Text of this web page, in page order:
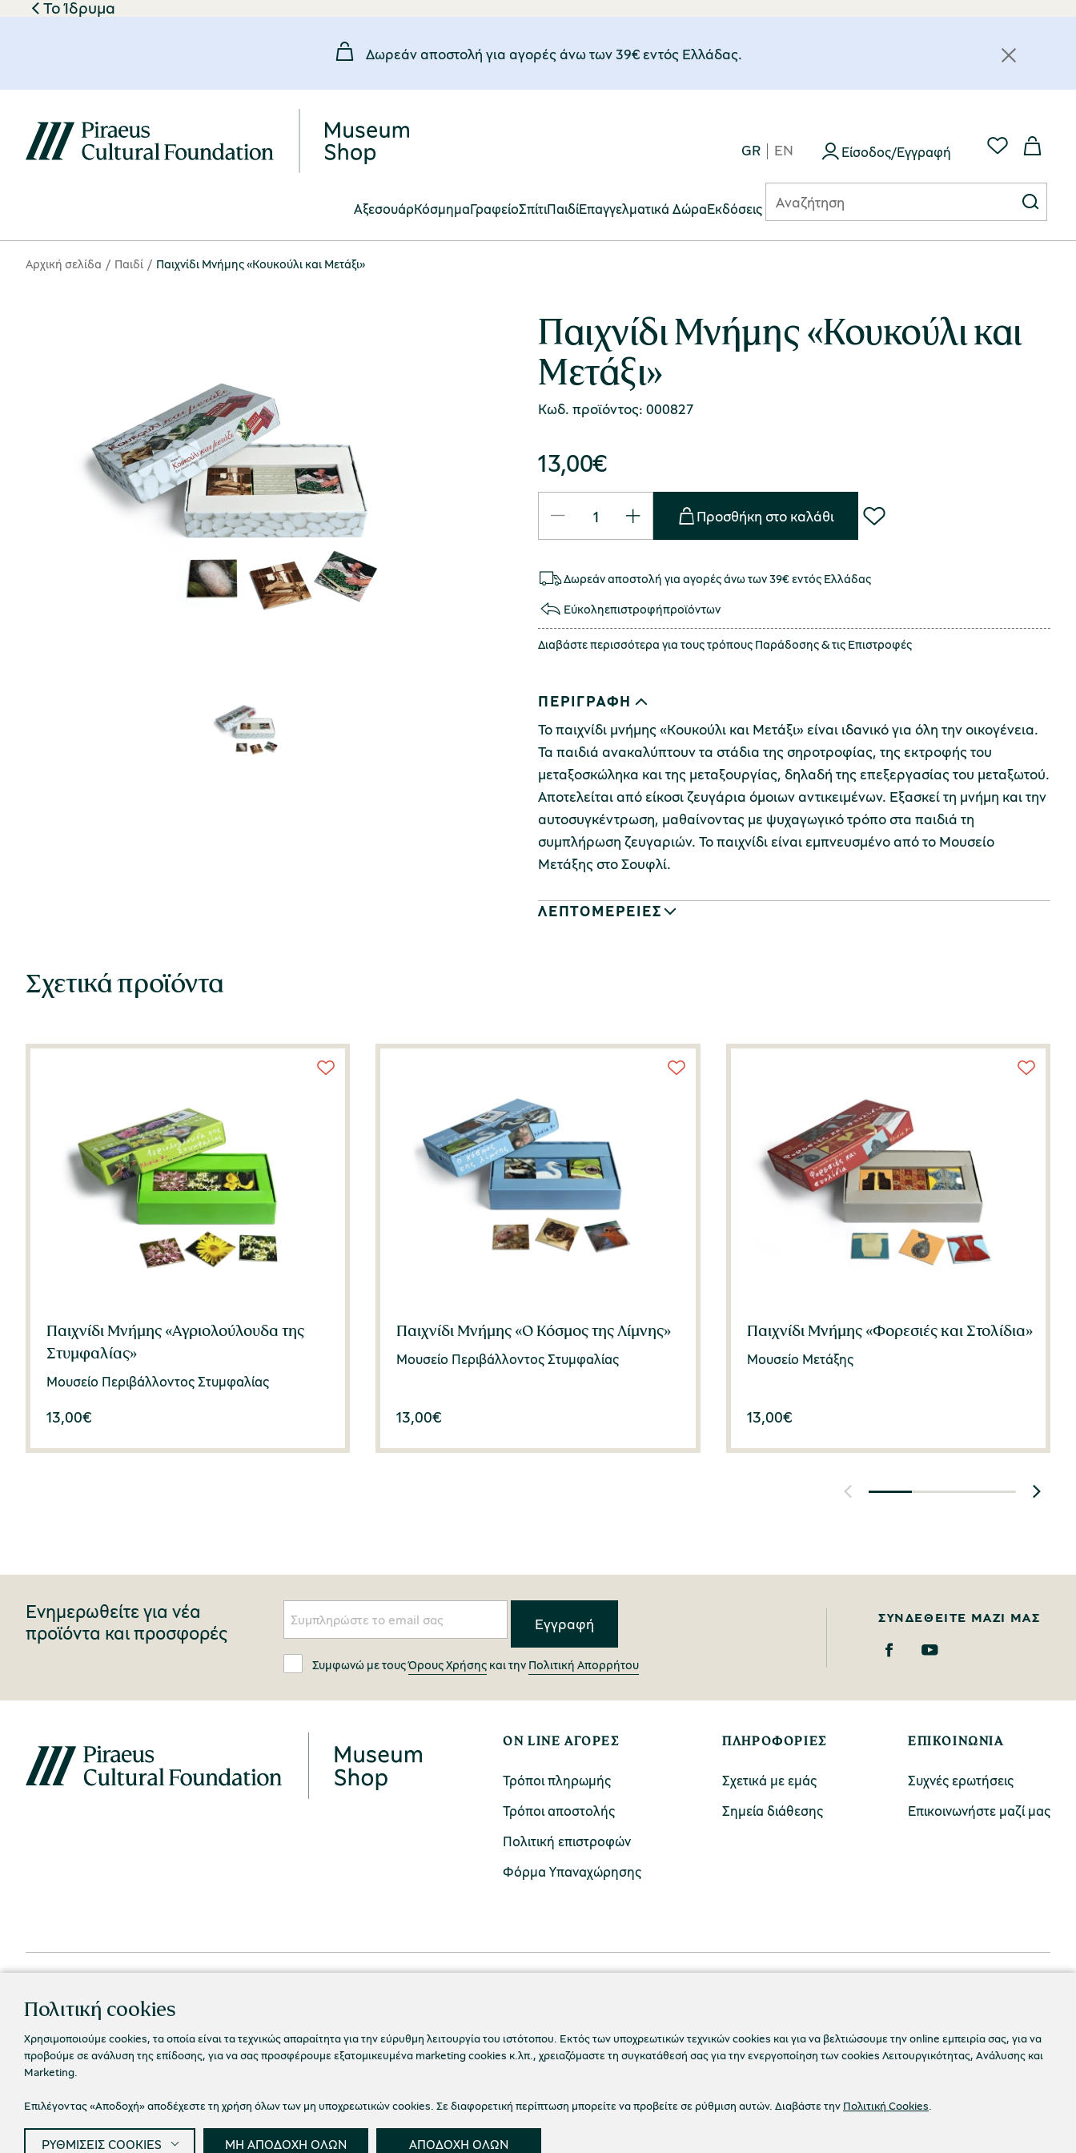
Το Ίδρυμα
Δωρεάν αποστολή για αγορές άνω των 39€ εντός Eλλάδας.
ΑξεσουάρΚόσμημαΓραφείοΣπίτιΠαιδίΕπαγγελματικά ΔώραEκδόσεις
GR EN Είσοδος/Εγγραφή
Αρχική σελίδα Παιδί Παιχνίδι Μνήμης «Κουκούλι και Μετάξι»
Παιχνίδι Μνήμης «Κουκούλι και
Μετάξι»
Κωδ. προϊόντος: 000827
13,00€
Προσθήκη στο καλάθι
Δωρεάν αποστολή για αγορές άνω των 39€ εντός Ελλάδας
Εύκοληεπιστροφήπροϊόντων
Διαβάστε περισσότερα για τους τρόπους Παράδοσης& τις Επιστροφές
ΠΕΡΙΓΡΑΦΗ
Το παιχνίδι μνήμης «Κουκούλι και Μετάξι» είναι ιδανικό για όλη την οικογένεια.
Τα παιδιά ανακαλύπτουν τα στάδια της σηροτροφίας, της εκτροφής του
μεταξοσκώληκα και της μεταξουργίας, δηλαδή της επεξεργασίας του μεταξωτού.
Αποτελείται από είκοσι ζευγάρια όμοιων αντικειμένων. Εξασκεί τη μνήμη και την
αυτοσυγκέντρωση, μαθαίνοντας με ψυχαγωγικό τρόπο στα παιδιά τη
συμπλήρωση ζευγαριών. Το παιχνίδι είναι εμπνευσμένο από το Μουσείο
Μετάξης στο Σουφλί.
ΛΕΠΤΟΜΕΡΕΙΕΣ
Σχετικά προϊόντα
Παιχνίδι Μνήμης «Αγριολούλουδα της
Στυμφαλίας»
Μουσείο Περιβάλλοντος Στυμφαλίας
13,00€
Παιχνίδι Μνήμης «Ο Κόσμος της Λίμνης»
Μουσείο Περιβάλλοντος Στυμφαλίας
13,00€
Παιχνίδι Μνήμης «Φορεσιές και Στολίδια»
Μουσείο Μετάξης
13,00€
Ενημερωθείτε για νέα
προϊόντα και προσφορές
Συμφωνώ με τουςΌρους Χρήσης και την Πολιτική Απορρήτου
ΣΥΝΔΕΘΕΊΤΕ ΜΑΖΊ ΜΑΣ
ON LINE ΑΓΟΡΕΣ
Τρόποι πληρωμής
Τρόποι αποστολής
Πολιτική επιστροφών
Φόρμα Υπαναχώρησης
ΠΛΗΡΟΦΟΡΙΕΣ
Σχετικά με εμάς
Σημεία διάθεσης
ΕΠΙΚΟΙΝΩΝΙΑ
Συχνές ερωτήσεις
Επικοινωνήστε μαζί μας
© 2026 Πολιτιστικό Ίδρυμα Ομίλου Πειραιώς Πολιτική Απορρήτου Όροι Χρήσης Cookies Ρυθμίσεις Cookies Προσβασιμότητα
Πολιτική cookies
Χρησιμοποιούμε cookies, τα οποία είναι τα τεχνικώς απαραίτητα για την εύρυθμη λειτουργία του ιστότοπου. Εκτός των υποχρεωτικών τεχνικών cookies και για να βελτιώσουμε την online εμπειρία σας, για να
προβούμε σε ανάλυση της επίδοσης, για να σας προσφέρουμε εξατομικευμένα marketing cookies κ.λπ., χρειαζόμαστε τη συγκατάθεσή σας για την ενεργοποίηση των cookies Λειτουργικότητας, Ανάλυσης και
Marketing.
Επιλέγοντας «Αποδοχή» αποδέχεστε τη χρήση όλων των μη υποχρεωτικών cookies. Σε διαφορετική περίπτωση μπορείτε να προβείτε σε ρύθμιση αυτών. Διαβάστε την Πολιτική Cookies.
ΡΥΘΜΙΣΕΙΣ COOKIES ΜΗ ΑΠΟΔΟΧΗ ΟΛΩΝ ΑΠΟΔΟΧΗ ΟΛΩΝ